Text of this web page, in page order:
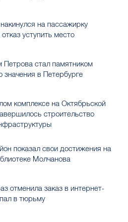
на пассажирку
уступить место
стал памятником
значения в Петербурге
комплексе на Октябрьской
строительство
показал свои достижения на
Молчанова
отменила заказ в интернет-
в тюрьму